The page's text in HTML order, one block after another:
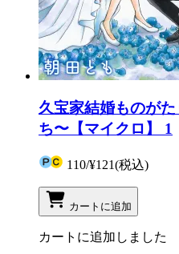
久宝家結婚ものが
ち〜【マイクロ】 1
110/¥121(税込)
カートに追加
カートに追加しました